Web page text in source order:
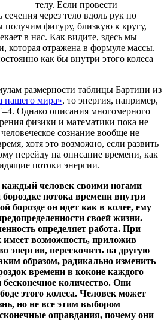
телу. Если провести
через тело вдоль рук по
получим фигуру, близкую к кругу,
в нас. Как видите, здесь мы
которая отражена в формуле массы.
как бы внутри этого колеса
размерности таблицы Бартини из
нашего мира», то энергия, например,
Однако описания многомерного
физики и математики пока не
сознание вообще не
хотя это возможно, если развить
перейду на описание времени, как
потоки энергии.
каждый человек своими ногами
потока времени внутри
борозде он идет как в колее, ему
своей жизни.
определяет работа. При
возможность, приложив
энергии, перескочить на другую
образом, радикально изменить
времени в коконе каждого
количество. Они
этого колеса. Человек может
но не все этим выбором
оправдания, почему они